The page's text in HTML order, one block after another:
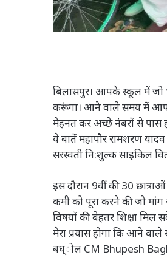
बिलासपुर। आपके स्कूल में जो
करूंगा। आने वाले समय में आप
मेहनत कर अच्छे नंबरों से पास
ये बातें महापौर रामशरण
सरस्वती नि:शुल्क साइकिल
इस दौरान 9वीं की 30
कमी को पूरा करने की जो
विषयों की बेहतर शिक्षा
मेरा प्रयास होगा कि आने
बघ्ोल CM Bhupesh